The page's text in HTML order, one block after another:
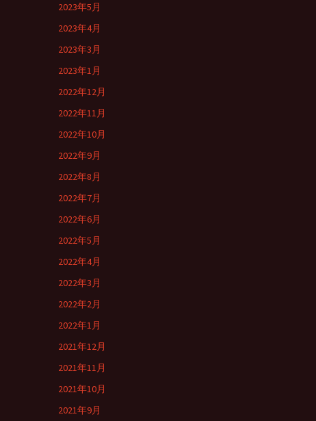
2023年5月
2023年4月
2023年3月
2023年1月
2022年12月
2022年11月
2022年10月
2022年9月
2022年8月
2022年7月
2022年6月
2022年5月
2022年4月
2022年3月
2022年2月
2022年1月
2021年12月
2021年11月
2021年10月
2021年9月